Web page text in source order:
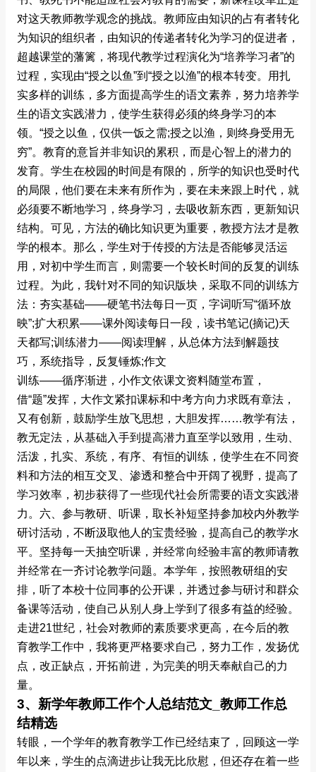
对这天教师教学观念的挑战。教师应由知识的占有者转化
为知识的组织者，由知识的传递者转化为学习的促进者，
超越课堂的藩篱，将现代教学过程演化为“培养学习者”的
过程，实现由“授之以鱼”到“授之以渔”的根本转变。用扎
实多样的训练，多方面提高学生的语文素养，努力培养学
生的语文实践潜力，使学生获得必须的终身学习的本
领。“授之以鱼，仅供一饭之需;授之以渔，则终身受用无
穷”。教育的意旨并非知识的累积，而是心智上的潜力的
发育。学生在校园的时间是有限的，所学的知识也受时代
的局限，他们要在未来有所作为，要在未来跟上时代，就
必须要不断地学习，终身学习，去吸收新东西，更新知识
结构。可见，方法的确比知识更为重要，教授方法才是教
学的根本。那么，学生对于传授的方法是否能够灵活运
用，对初中学生而言，则需要一个较长时间的反复的训练
过程。为此，我针对不同的知识版块，采取不同的训练方
法：夯实基础――硬笔书法每日一页，字词听写“循环放
映”;扩大积累――课外阅读每日一段，读书笔记(摘记)天
天都写;训练潜力――阅读理解，从总体方法到解题技
巧，系统指导，反复锤炼;作文
训练――循序渐进，小作文依课文资料随堂布置，
借“题”发挥，大作文紧扣课标和中考方向力求既有章法，
又有创新，鼓励学生放飞思想，大胆发挥……教学有法，
教无定法，从基础入手到提高潜力直至学以致用，生动、
活泼，扎实、系统，有序、有恒的训练，使学生在不同资
料和方法的相互交叉、渗透和整合中开阔了视野，提高了
学习效率，初步获得了一些现代社会所需要的语文实践潜
力。六、参与教研、听课，取长补短坚持参加校内外教学
研讨活动，不断汲取他人的宝贵经验，提高自己的教学水
平。坚持每一天抽空听课，并经常向经验丰富的教师请教
并经常在一齐讨论教学问题。本学年，按照教研组的安
排，听了本校十位同事的公开课，并透过参与研讨和群众
备课等活动，使自己从别人身上学到了很多有益的经验。
走进21世纪，社会对教师的素质要求更高，在今后的教
育教学工作中，我将更严格要求自己，努力工作，发扬优
点，改正缺点，开拓前进，为完美的明天奉献自己的力
量。
3、新学年教师工作个人总结范文_教师工作总
结精选
转眼，一个学年的教育教学工作已经结束了，回顾这一学
年以来，学生的点滴进步让我无比欣慰，但还存在着一些